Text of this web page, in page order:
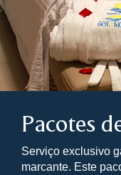
Pacotes
Serviço exclusivo
marcante. Este